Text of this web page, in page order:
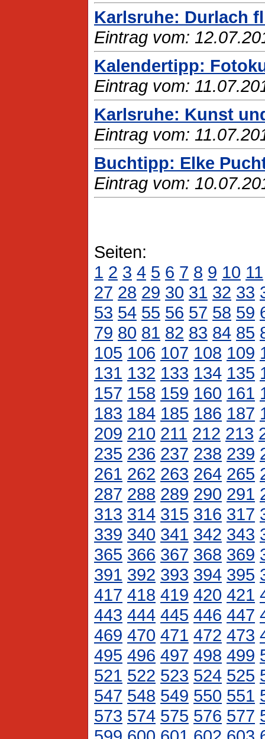
Karlsruhe: Durlach
Eintrag vom:
Kalendertipp:
Eintrag vom:
Karlsruhe: Kunst
Eintrag vom:
Buchtipp: Elke
Eintrag vom:
Seiten:
1 2 3 4 5 6 7 8 9 10 11
27 28 29 30 31 32 33
53 54 55 56 57 58 59
79 80 81 82 83 84 85
105 106 107 108 109
131 132 133 134 135
157 158 159 160 161
183 184 185 186 187
209 210 211 212 213
235 236 237 238 239
261 262 263 264 265
287 288 289 290 291
313 314 315 316 317
339 340 341 342 343
365 366 367 368 369
391 392 393 394 395
417 418 419 420 421
443 444 445 446 447
469 470 471 472 473
495 496 497 498 499
521 522 523 524 525
547 548 549 550 551
573 574 575 576 577